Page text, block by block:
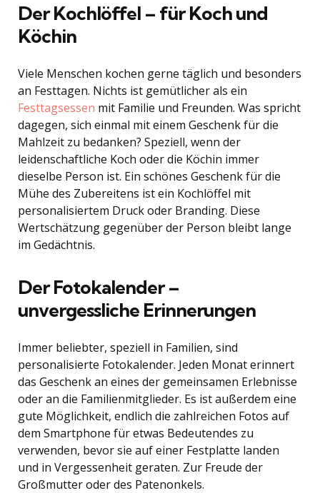
Der Kochlöffel – für Koch und
Köchin
Viele Menschen kochen gerne täglich und besonders
an Festtagen. Nichts ist gemütlicher als ein
Festtagsessen mit Familie und Freunden. Was spricht
dagegen, sich einmal mit einem Geschenk für die
Mahlzeit zu bedanken? Speziell, wenn der
leidenschaftliche Koch oder die Köchin immer
dieselbe Person ist. Ein schönes Geschenk für die
Mühe des Zubereitens ist ein Kochlöffel mit
personalisiertem Druck oder Branding. Diese
Wertschätzung gegenüber der Person bleibt lange
im Gedächtnis.
Der Fotokalender –
unvergessliche Erinnerungen
Immer beliebter, speziell in Familien, sind
personalisierte Fotokalender. Jeden Monat erinnert
das Geschenk an eines der gemeinsamen Erlebnisse
oder an die Familienmitglieder. Es ist außerdem eine
gute Möglichkeit, endlich die zahlreichen Fotos auf
dem Smartphone für etwas Bedeutendes zu
verwenden, bevor sie auf einer Festplatte landen
und in Vergessenheit geraten. Zur Freude der
Großmutter oder des Patenonkels.